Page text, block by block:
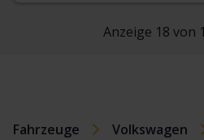
Anzeige 18 von
Fahrzeuge Volkswagen